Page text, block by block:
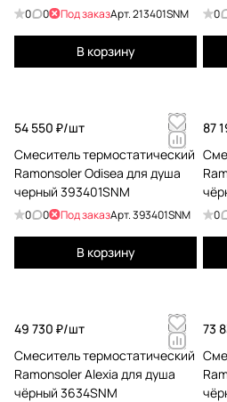
0 0 Под заказАрт.213401SNM
В корзину
0
54 550 ₽/шт
Смеситель термостатический
Ramonsoler Odisea для душа
черный 393401SNM
0 0 Под заказАрт.393401SNM
В корзину
87
0
49 730 ₽/шт
Смеситель термостатический
Ramonsoler Alexia для душа
чёрный 3634SNM
73